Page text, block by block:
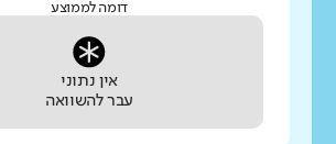
דומה לממוצע
אין נתוני
עבר להשוואה